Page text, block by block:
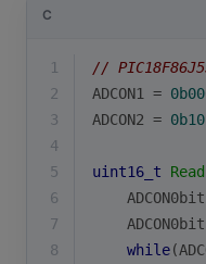
C
1
//
2
ADCON1 =
3
ADCON2 =
4
5
uint16_t
6
7
8
while